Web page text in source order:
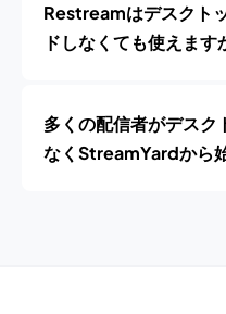
Restreamはデスクト
ドしなくても使えます
多くの配信者がデスク
なくStreamYardから